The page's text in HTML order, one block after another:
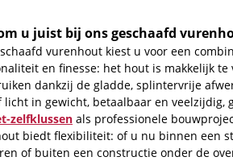
u juist bij ons geschaafd
vurenhout kiest u voor een
en finesse: het hout is makkelijk te
dankzij de gladde, splintervrije
licht in gewicht, betaalbaar en veelzijdig,
zelfklussen als professionele
biedt flexibiliteit: of u nu binnen een
of buiten een constructie onder de